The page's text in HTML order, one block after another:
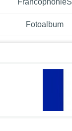
FrancophonieS
Fotoalbum